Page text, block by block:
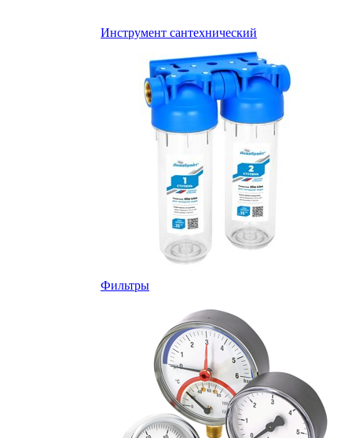
Инструмент сантехнический
Фильтры